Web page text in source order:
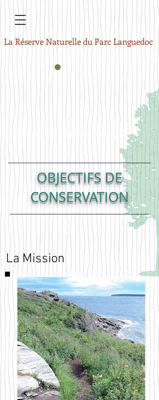
La Réserve Naturelle du Parc Languedoc
OBJECTIFS DE
CONSERVATION
La Mission